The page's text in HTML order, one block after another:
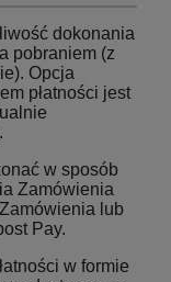
dokonania
pobraniem (z
Opcja
płatności jest
w sposób
Zamówienia
lub
Pay.
w formie